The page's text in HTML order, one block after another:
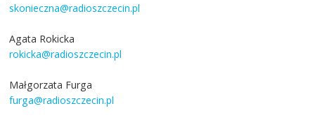
skonieczna@radioszczecin.pl
Agata Rokicka
rokicka@radioszczecin.pl
Małgorzata Furga
furga@radioszczecin.pl